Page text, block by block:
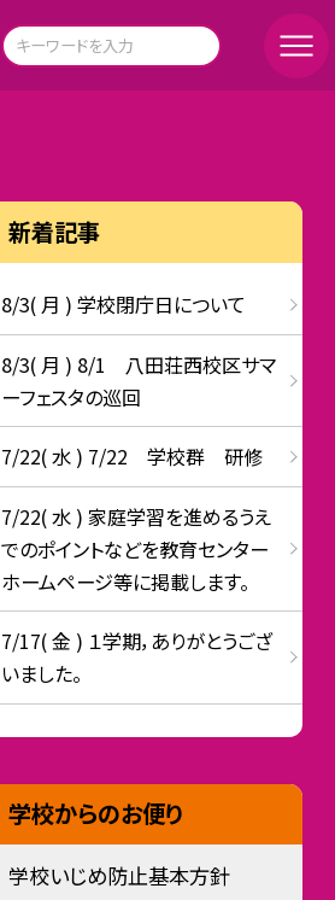
新着記事
8/3( 月 ) 学校閉庁日について
8/3( 月 ) 8/1 八田荘西校区サマ
ーフェスタの巡回
7/22( 水 ) 7/22 学校群 研修
7/22( 水 ) 家庭学習を進めるうえ
でのポイントなどを教育センター
ホームページ等に掲載します。
7/17( 金 ) １学期，ありがとうござ
いました。
学校からのお便り
学校いじめ防止基本方針